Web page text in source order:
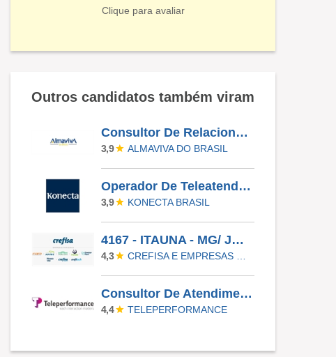
Clique para avaliar
Outros candidatos também viram
Consultor De Relacionamento
3,9 ALMAVIVA DO BRASIL
Operador De Teleatendimento | Telefonia
3,9 KONECTA BRASIL
4167 - ITAUNA - MG/ JOVEM APRENDIZ
4,3
Consultor De Atendimento - Companhia Aérea | Inglês Intermediário B2 | Parnamirim/RN
4,4 TELEPERFORMANCE